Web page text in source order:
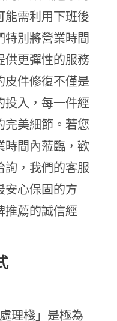
能需利用下班後
特別將營業時間
供更彈性的服務
皮件修復不僅是
投入，每一件經
完美細節。若您
時間內蒞臨，歡
詢，我們的客服
安心保固的方
推薦的誠信經
理棧」是極為